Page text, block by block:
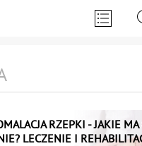
RZEPKI - JAKIE MA
LECZENIE I